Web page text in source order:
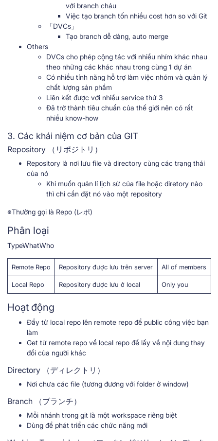
với branch cháu
Việc tạo branch tốn nhiều cost hơn so với Git
「DVCs」
Tạo branch dễ dàng, auto merge
Others
DVCs cho phép cộng tác với nhiều nhím khác nhau
theo những các khác nhau trong cùng 1 dự án
Có nhiều tính năng hỗ trợ làm việc nhóm và quản lý
chất lượng sản phẩm
Liên kết được với nhiều service thứ 3
Đã trở thành tiêu chuẩn của thế giới nên có rất
nhiều know-how
3. Các khái niệm cơ bản của GIT
Repository （リポジトリ）
Repository là nơi lưu file và directory cùng các trạng thái
của nó
Khi muốn quản lí lịch sử của file hoặc diretory nào
thì chỉ cần đặt nó vào một repository
※Thường gọi là Repo (レポ)
Phân loại
TypeWhatWho
Remote Repo Repository được lưu trên server All of members
Local Repo Repository được lưu ở local Only you
Hoạt động
Đẩy từ local repo lên remote repo để public công việc bạn
làm
Get từ remote repo về local repo để lấy về nội dung thay
đổi của người khác
Directory （ディレクトリ）
Nơi chưa các file (tương đương với folder ở window)
Branch （ブランチ）
Mỗi nhánh trong git là một workspace riêng biệt
Dùng để phát triển các chức năng mới